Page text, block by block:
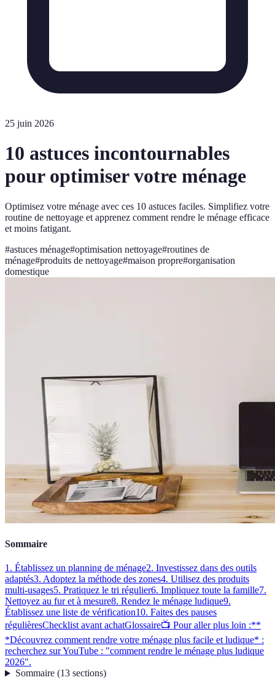
25 juin 2026
10 astuces incontournables
pour optimiser votre ménage
Optimisez votre ménage avec ces 10 astuces faciles. Simplifiez votre
routine de nettoyage et apprenez comment rendre le ménage efficace
et moins fatigant.
#astuces ménage#optimisation nettoyage#routines de
ménage#produits de nettoyage#maison propre#organisation
domestique
Sommaire
1. Établissez un planning de ménage2. Investissez dans des outils
adaptés3. Adoptez la méthode des zones4. Utilisez des produits
multi-usages5. Pratiquez le tri régulier6. Impliquez toute la famille7.
Nettoyez au fur et à mesure8. Rendez le ménage ludique9.
Établissez une liste de vérification10. Faites des pauses
régulièresChecklist avant achatGlossaire📺 Pour aller plus loin :**
*Découvrez comment rendre votre ménage plus facile et ludique* :
recherchez sur YouTube : "comment rendre le ménage plus ludique
2026".
Sommaire(13 sections)